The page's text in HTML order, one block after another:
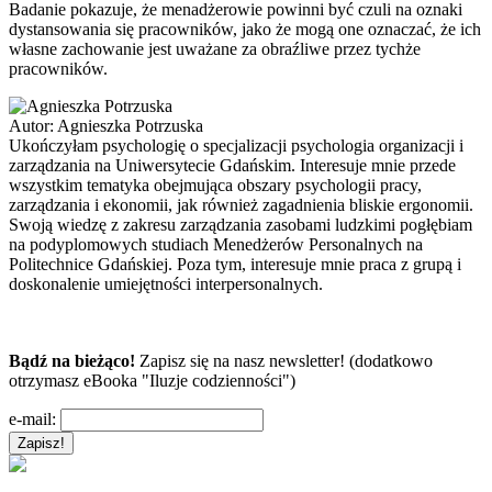
Badanie pokazuje, że menadżerowie powinni być czuli na oznaki
dystansowania się pracowników, jako że mogą one oznaczać, że ich
własne zachowanie jest uważane za obraźliwe przez tychże
pracowników.
Autor: Agnieszka Potrzuska
Ukończyłam psychologię o specjalizacji psychologia organizacji i
zarządzania na Uniwersytecie Gdańskim. Interesuje mnie przede
wszystkim tematyka obejmująca obszary psychologii pracy,
zarządzania i ekonomii, jak również zagadnienia bliskie ergonomii.
Swoją wiedzę z zakresu zarządzania zasobami ludzkimi pogłębiam
na podyplomowych studiach Menedżerów Personalnych na
Politechnice Gdańskiej. Poza tym, interesuje mnie praca z grupą i
doskonalenie umiejętności interpersonalnych.
Bądź na bieżąco! Zapisz się na nasz newsletter! (dodatkowo
otrzymasz eBooka "Iluzje codzienności")
e-mail: